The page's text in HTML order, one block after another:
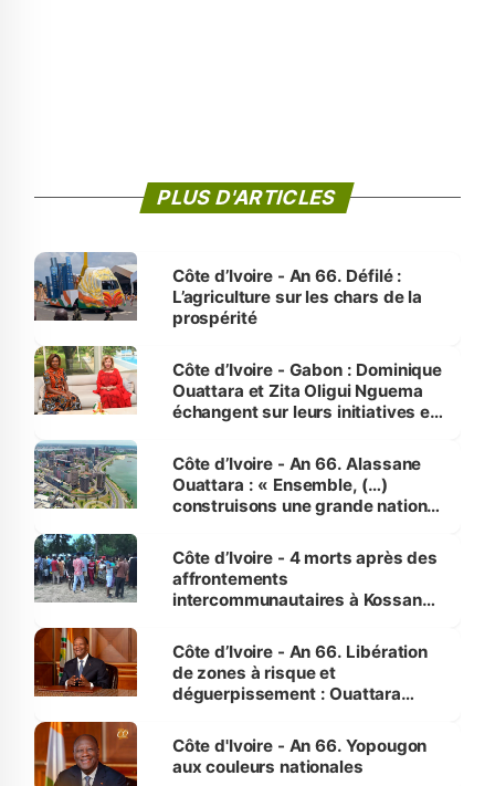
PLUS D'ARTICLES
Côte d’Ivoire - An 66. Défilé :
L’agriculture sur les chars de la
prospérité
Côte d’Ivoire - Gabon : Dominique
Ouattara et Zita Oligui Nguema
échangent sur leurs initiatives en
enfants
Côte d’Ivoire - An 66. Alassane
Ouattara : « Ensemble, (…)
construisons une grande nation
générations futures »
Côte d’Ivoire - 4 morts après des
affrontements
intercommunautaires à Kossandji
milieu des sinistrés
Côte d’Ivoire - An 66. Libération
de zones à risque et
déguerpissement : Ouattara
l'Etat de droit pour préserver les
vies humaines »
Côte d'Ivoire - An 66. Yopougon
aux couleurs nationales